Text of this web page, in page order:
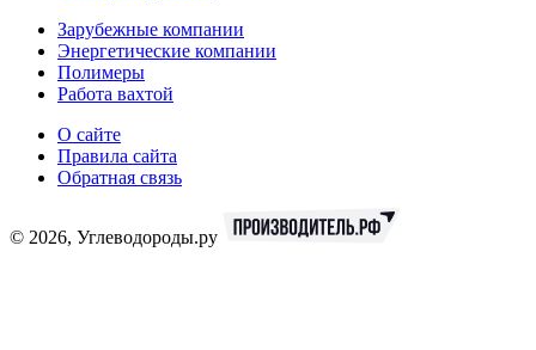
Зарубежные компании
Энергетические компании
Полимеры
Работа вахтой
О сайте
Правила сайта
Обратная связь
© 2026, Углеводороды.ру